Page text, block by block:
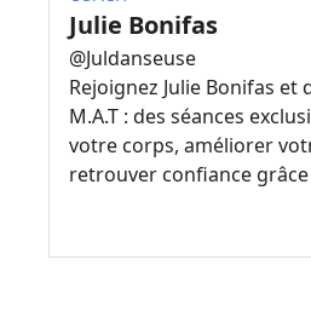
Julie Bonifas
@Juldanseuse
Rejoignez Julie Bonifas
M.A.T : des séances
votre corps, améliorer
retrouver confiance